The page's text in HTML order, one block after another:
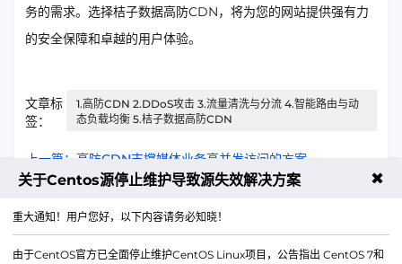
务的需求。选择桔子数据高防CDN，将为您的网站提供强有力
的安全保障和卓越的用户体验。
文章标
签：
1.高防CDN 2.DDoS攻击 3.流量清洗与分流 4.智能路由与动
态负载均衡 5.桔子数据高防CDN
上一篇：高防CDN支撑媒体业务高并发访问的方案
关于Centos源停止维护导致源失效解决方案 ✖
重大通知！用户您好，以下内容请务必知晓！
由于CentOS官方已全面停止维护CentOS Linux项目，公告指出 CentOS 7和